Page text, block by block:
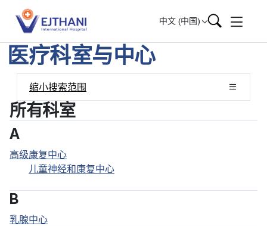
Skip to content
中文 (中国)
医疗科室与中心
缩小搜索范围
所有科室
A
高级康复中心
儿童神经和康复中心
B
乳腺中心